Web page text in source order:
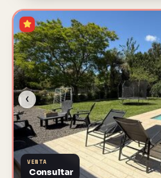
‹
VENTA
Consultar